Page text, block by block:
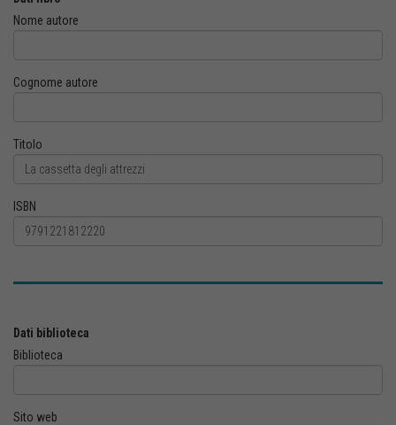
Nome autore
Cognome autore
Titolo
ISBN
Dati biblioteca
Biblioteca
Sito web